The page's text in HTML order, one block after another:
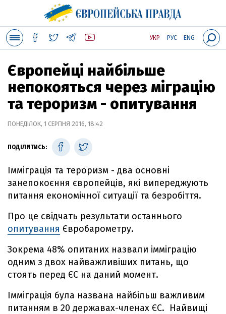
УКР РУС ENG
Європейці найбільше
непокояться через міграцію
та тероризм - опитування
ПОНЕДІЛОК, 1 СЕРПНЯ 2016, 18:42
ПОДІЛИТИСЬ:
Імміграція та тероризм - два основні
занепокоєння європейців, які випереджують
питання економічної ситуації та безробіття.
Про це свідчать результати останнього
опитування Євробарометру.
Зокрема 48% опитаних назвали імміграцію
одним з двох найважливіших питань, що
стоять перед ЄС на даний момент.
Імміграція була названа найбільш важливим
питанням в 20 державах-членах ЄС. Найвищі